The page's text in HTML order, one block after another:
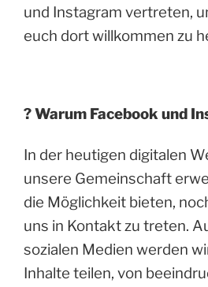
und Instagram vertreten,
euch dort willkommen zu
? Warum Facebook und
In der heutigen digitalen
unsere Gemeinschaft
die Möglichkeit bieten,
uns in Kontakt zu treten.
sozialen Medien werden
Inhalte teilen, von